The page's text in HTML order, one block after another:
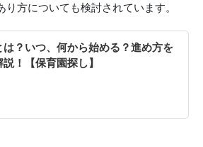
り方についても検討されています。
は？いつ、何から始める？進め方を
！【保育園探し】